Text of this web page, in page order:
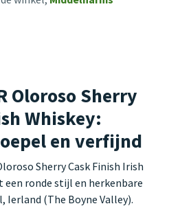
Oloroso Sherry
Whiskey:
en verfijnd
Sherry Cask Finish Irish
een ronde stijl en herkenbare
Ierland (The Boyne Valley).